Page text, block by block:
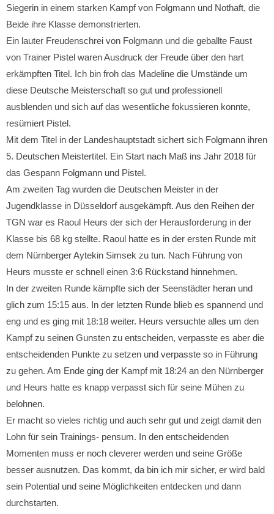
Siegerin in einem starken Kampf von Folgmann und Nothaft, die
Beide ihre Klasse demonstrierten.
Ein lauter Freudenschrei von Folgmann und die geballte Faust
von Trainer Pistel waren Ausdruck der Freude über den hart
erkämpften Titel. Ich bin froh das Madeline die Umstände um
diese Deutsche Meisterschaft so gut und professionell
ausblenden und sich auf das wesentliche fokussieren konnte,
resümiert Pistel.
Mit dem Titel in der Landeshauptstadt sichert sich Folgmann ihren
5. Deutschen Meistertitel. Ein Start nach Maß ins Jahr 2018 für
das Gespann Folgmann und Pistel.
Am zweiten Tag wurden die Deutschen Meister in der
Jugendklasse in Düsseldorf ausgekämpft. Aus den Reihen der
TGN war es Raoul Heurs der sich der Herausforderung in der
Klasse bis 68 kg stellte. Raoul hatte es in der ersten Runde mit
dem Nürnberger Aytekin Simsek zu tun. Nach Führung von
Heurs musste er schnell einen 3:6 Rückstand hinnehmen.
In der zweiten Runde kämpfte sich der Seenstädter heran und
glich zum 15:15 aus. In der letzten Runde blieb es spannend und
eng und es ging mit 18:18 weiter. Heurs versuchte alles um den
Kampf zu seinen Gunsten zu entscheiden, verpasste es aber die
entscheidenden Punkte zu setzen und verpasste so in Führung
zu gehen. Am Ende ging der Kampf mit 18:24 an den Nürnberger
und Heurs hatte es knapp verpasst sich für seine Mühen zu
belohnen.
Er macht so vieles richtig und auch sehr gut und zeigt damit den
Lohn für sein Trainings- pensum. In den entscheidenden
Momenten muss er noch cleverer werden und seine Größe
besser ausnutzen. Das kommt, da bin ich mir sicher, er wird bald
sein Potential und seine Möglichkeiten entdecken und dann
durchstarten.